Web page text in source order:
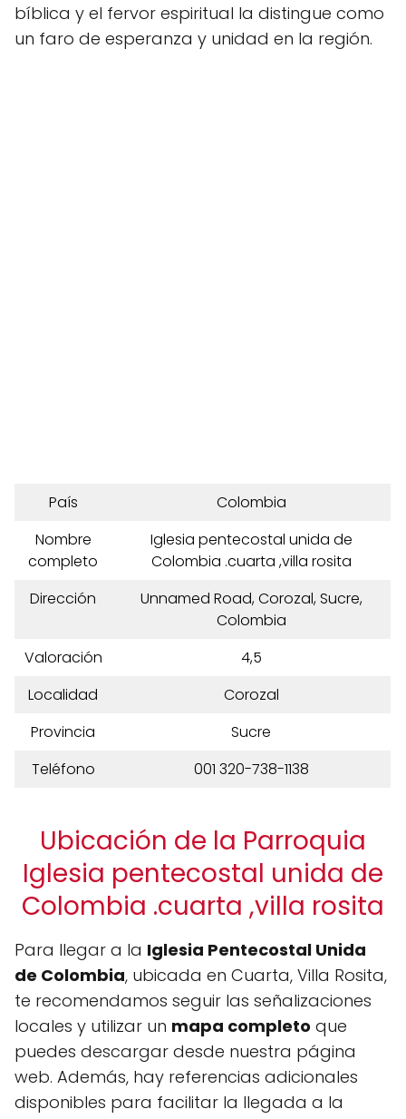
bíblica y el fervor espiritual la distingue como
un faro de esperanza y unidad en la región.
País
Colombia
Nombre
completo
Iglesia pentecostal unida de
Colombia .cuarta ,villa rosita
Dirección
Unnamed Road, Corozal, Sucre,
Colombia
Valoración
4,5
Localidad
Corozal
Provincia
Sucre
Teléfono
001 320-738-1138
Ubicación de la Parroquia
Iglesia pentecostal unida de
Colombia .cuarta ,villa rosita
Para llegar a la Iglesia Pentecostal Unida
de Colombia, ubicada en Cuarta, Villa Rosita,
te recomendamos seguir las señalizaciones
locales y utilizar un mapa completo que
puedes descargar desde nuestra página
web. Además, hay referencias adicionales
disponibles para facilitar la llegada a la